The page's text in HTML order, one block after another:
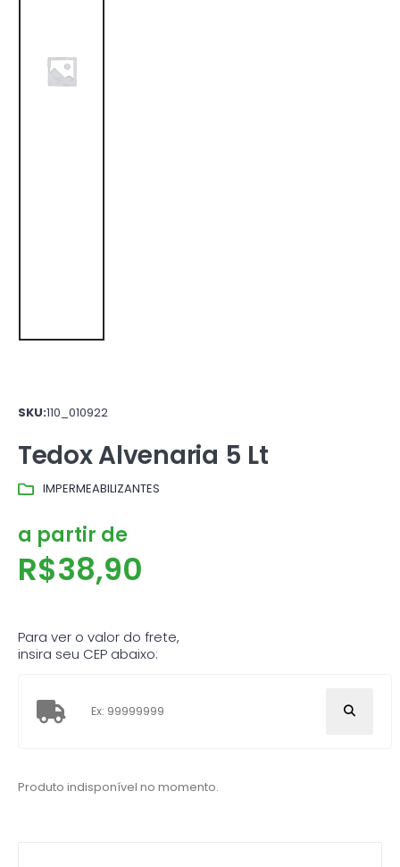
SKU:110_010922
Tedox Alvenaria 5 Lt
IMPERMEABILIZANTES
a partir de
R$38,90
Para ver o valor do frete,
insira seu CEP abaixo:
Produto indisponível no momento.